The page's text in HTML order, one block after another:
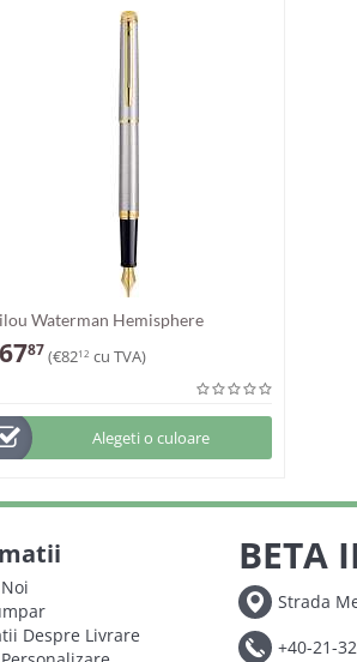
Waterman Hemisphere
SS GT
6787(€8212 cu TVA)
Alegeti o culoare
Despre Livrare
BETA
Strada
+40-21-